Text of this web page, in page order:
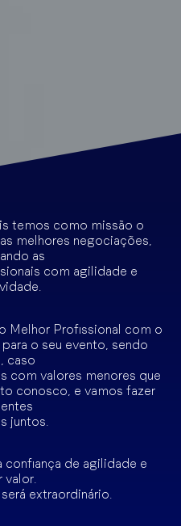
temos como missão o
melhores negociações,
as
com agilidade e
Melhor Profissional com o
o seu evento, sendo
caso
com valores menores que
conosco, e vamos fazer
juntos.
confiança de agilidade e
valor.
extraordinário.